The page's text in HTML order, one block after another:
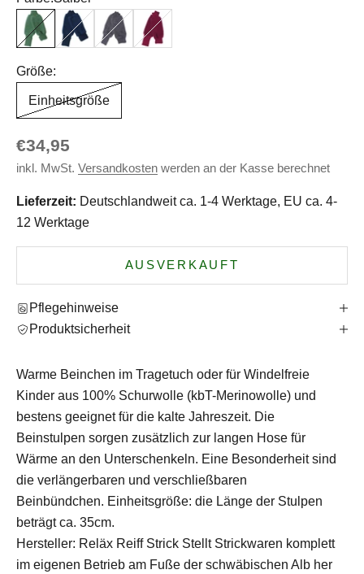
Salbei
Marine Fels Beere
Größe:
Einheitsgröße
Angebot
€34,95
inkl. MwSt. Versandkosten werden an der Kasse berechnet
Lieferzeit: Deutschlandweit ca. 1-4 Werktage, EU ca. 4-
12 Werktage
AUSVERKAUFT
Pflegehinweise
Produktsicherheit
Warme Beinchen im Tragetuch oder für Windelfreie
Kinder aus 100% Schurwolle (kbT-Merinowolle) und
bestens geeignet für die kalte Jahreszeit. Die
Beinstulpen sorgen zusätzlich zur langen Hose für
Wärme an den Unterschenkeln. Eine Besonderheit sind
die verlängerbaren und verschließbaren
Beinbündchen. Einheitsgröße: die Länge der Stulpen
beträgt ca. 35cm.
Hersteller: Reläx Reiff Strick Stellt Strickwaren komplett
im eigenen Betrieb am Fuße der schwäbischen Alb her